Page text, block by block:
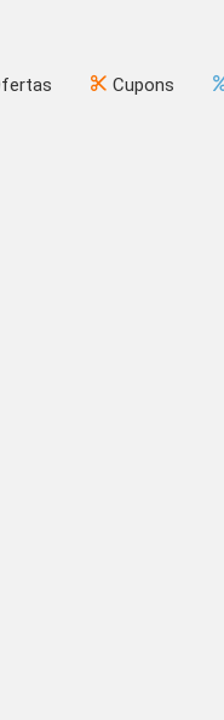
Cupons